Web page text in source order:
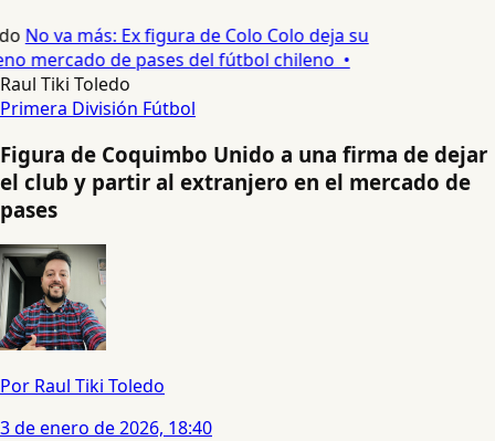
No va más: Ex figura de Colo Colo deja su
mercado de pases del fútbol chileno •
Raul Tiki Toledo
Primera División Fútbol
Figura de Coquimbo Unido a una firma de dejar
el club y partir al extranjero en el mercado de
pases
Por Raul Tiki Toledo
3 de enero de 2026, 18:40